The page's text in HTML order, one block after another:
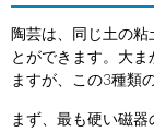
陶芸は、同じ土の
とができます。大
ますが、この3種類
まず、最も硬い磁